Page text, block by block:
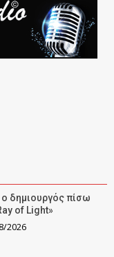
δημιουργός πίσω
of Light»
2026